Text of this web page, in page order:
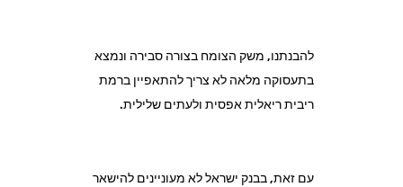
להבנתנו, משק הצומח בצורה סבירה ונמצא
בתעסוקה מלאה לא צריך להתאפיין ברמת
ריבית ריאלית אפסית ולעתים שלילית.
עם זאת, בבנק ישראל לא מעוניינים להישאר